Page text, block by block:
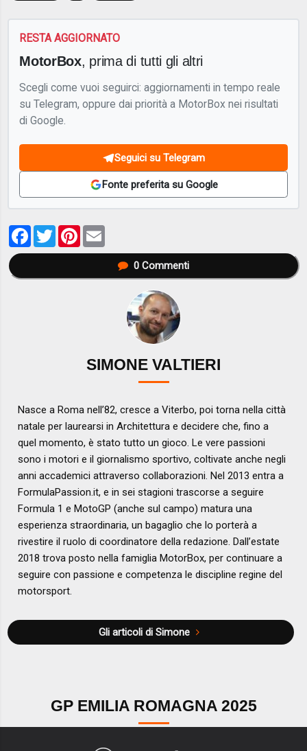
RESTA AGGIORNATO
MotorBox, prima di tutti gli altri
Scegli come vuoi seguirci: aggiornamenti in tempo reale
su Telegram, oppure dai priorità a MotorBox nei risultati
di Google.
Seguici su Telegram
Fonte preferita su Google
Facebook
TwitterPinterest
0Commenti
SIMONE VALTIERI
Nasce a Roma nell’82, cresce a Viterbo, poi torna nella città
natale per laurearsi in Architettura e decidere che, fino a
quel momento, è stato tutto un gioco. Le vere passioni
sono i motori e il giornalismo sportivo, coltivate anche negli
anni accademici attraverso collaborazioni. Nel 2013 entra a
FormulaPassion.it, e in sei stagioni trascorse a seguire
Formula 1 e MotoGP (anche sul campo) matura una
esperienza straordinaria, un bagaglio che lo porterà a
rivestire il ruolo di coordinatore della redazione. Dall’estate
2018 trova posto nella famiglia MotorBox, per continuare a
seguire con passione e competenza le discipline regine del
motorsport.
Gli articoli di Simone
GP EMILIA ROMAGNA 2025